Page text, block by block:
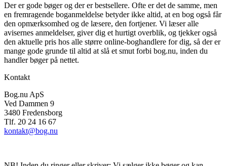
Der er gode bøger og der er bestsellere. Ofte er det de samme, men
en fremragende boganmeldelse betyder ikke altid, at en bog også får
den opmærksomhed og de læsere, den fortjener. Vi læser alle
avisernes anmeldelser, giver dig et hurtigt overblik, og tjekker også
den aktuelle pris hos alle større online-boghandlere for dig, så der er
mange gode grunde til altid at slå et smut forbi bog.nu, inden du
handler bøger på nettet.
Kontakt
Bog.nu ApS
Ved Dammen 9
3480 Fredensborg
Tlf. 20 24 16 67
kontakt@bog.nu